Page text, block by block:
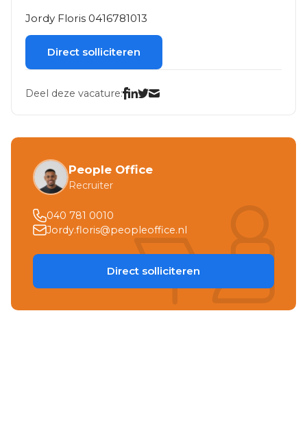
Jordy Floris 0416781013
Direct solliciteren
Deel deze vacature:
People Office
Recruiter
040 781 0010
Jordy.floris@peopleoffice.nl
Direct solliciteren